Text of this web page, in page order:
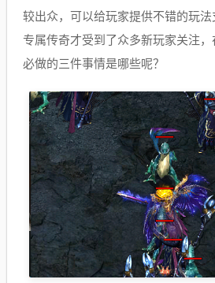
较出众，可以给玩家提供不错的玩
专属传奇才受到了众多新玩家关注
必做的三件事情是哪些呢？